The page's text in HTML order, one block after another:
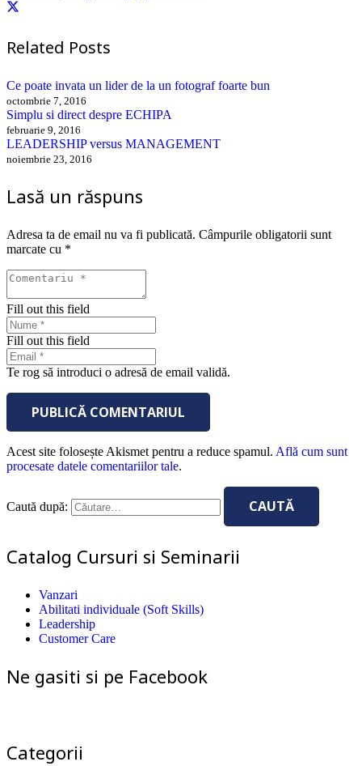
Related Posts
Ce poate invata un lider de la un fotograf foarte bun
octombrie 7, 2016
Simplu si direct despre ECHIPA
februarie 9, 2016
LEADERSHIP versus MANAGEMENT
noiembrie 23, 2016
Lasă un răspuns
Adresa ta de email nu va fi publicată. Câmpurile obligatorii sunt
marcate cu *
Fill out this field
Fill out this field
Te rog să introduci o adresă de email validă.
PUBLICĂ COMENTARIUL
Acest site folosește Akismet pentru a reduce spamul. Află cum sunt
procesate datele comentariilor tale.
Caută după:
Catalog Cursuri si Seminarii
Vanzari
Abilitati individuale (Soft Skills)
Leadership
Customer Care
Ne gasiti si pe Facebook
Categorii